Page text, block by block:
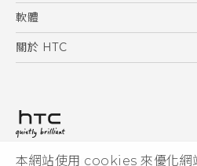
本網站使用 cookies 來優化網
訂單管理
付款方式
到府收送維修服務
服務中心資訊
客戶服務佈告欄
軟體
應用程式
HTC Sync Manager
關於 HTC
投資人
© 2011-2026 HTC Corporation